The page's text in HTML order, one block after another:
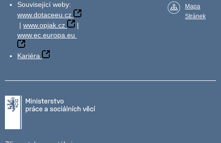
Související weby:
www.dotaceeu.cz
| www.opjak.cz
|
www.ec.europa.eu
Kariéra
Mapa
Stránek